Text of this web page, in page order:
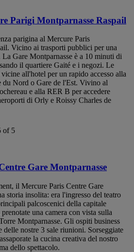
Parigi Montparnasse Raspail
parigina al Mercure Paris
Vicino ai trasporti pubblici per una
Gare Montparnasse è a 10 minuti di
il quartiere Gaité e i negozi. Le
all'hotel per un rapido accesso alla
du Nord o Gare de l'Est. Vivino al
e alla RER B per accedere
di Orly e Roissy Charles de
of 5
Gare Montparnasse
il Mercure Paris Centre Gare
storia insolita: era l'ingresso del teatro
palcoscenici della capitale
una camera con vista sulla
Montparnasse. Gli ospiti business
delle nostre 3 sale riunioni. Sorseggiate
la cucina creativa del nostro
dello spettacolo.